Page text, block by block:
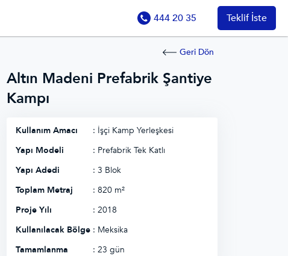
444 20 35 Teklif İste
Geri Dön
Altın Madeni Prefabrik Şantiye
Kampı
Kullanım Amacı
: İşçi Kamp Yerleşkesi
Yapı Modeli
: Prefabrik Tek Katlı
Yapı Adedi
: 3 Blok
Toplam Metraj
: 820 m²
Proje Yılı
: 2018
Kullanılacak Bölge : Meksika
Tamamlanma
: 23 gün